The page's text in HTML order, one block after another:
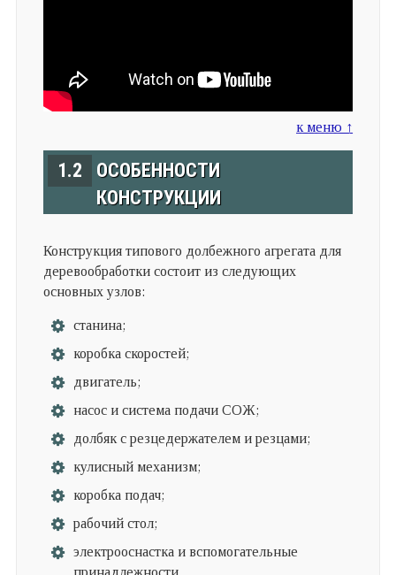
к меню ↑
1.2
ОСОБЕННОСТИ
КОНСТРУКЦИИ
Конструкция типового долбежного агрегата для
деревообработки состоит из следующих
основных узлов:
станина;
коробка скоростей;
двигатель;
насос и система подачи СОЖ;
долбяк с резцедержателем и резцами;
кулисный механизм;
коробка подач;
рабочий стол;
электрооснастка и вспомогательные
принадлежности.